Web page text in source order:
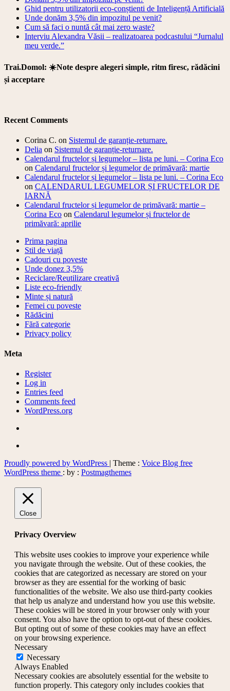
Ghid pentru utilizatorii eco-conștienti de Inteligență Artificială
Unde donăm 3,5% din impozitul pe venit?
Cum să faci o nuntă cât mai zero waste?
Interviu Alexandra Văsii – realizatoarea podcastului “Jurnalul
meu verde.”
Trai.Domol: ☀️Note despre alegeri simple, ritm firesc, rădăcini
și acceptare
Recent Comments
Corina C. on Sistemul de garanție-returnare.
Delia on Sistemul de garanție-returnare.
Calendarul fructelor și legumelor – lista pe luni. – Corina Eco
on Calendarul fructelor și legumelor de primăvară: martie
Calendarul fructelor și legumelor – lista pe luni. – Corina Eco
on CALENDARUL LEGUMELOR ȘI FRUCTELOR DE
IARNĂ
Calendarul fructelor și legumelor de primăvară: martie –
Corina Eco on Calendarul legumelor și fructelor de
primăvară: aprilie
Prima pagina
Stil de viață
Cadouri cu poveste
Unde donez 3,5%
Reciclare/Reutilizare creativă
Liste eco-friendly
Minte și natură
Femei cu poveste
Rădăcini
Fără categorie
Privacy policy
Meta
Register
Log in
Entries feed
Comments feed
WordPress.org
Proudly powered by WordPress | Theme : Voice Blog free
WordPress theme : by : Postmagthemes
Close
Privacy Overview
This website uses cookies to improve your experience while
you navigate through the website. Out of these cookies, the
cookies that are categorized as necessary are stored on your
browser as they are essential for the working of basic
functionalities of the website. We also use third-party cookies
that help us analyze and understand how you use this website.
These cookies will be stored in your browser only with your
consent. You also have the option to opt-out of these cookies.
But opting out of some of these cookies may have an effect
on your browsing experience.
Necessary
Necessary
Always Enabled
Necessary cookies are absolutely essential for the website to
function properly. This category only includes cookies that